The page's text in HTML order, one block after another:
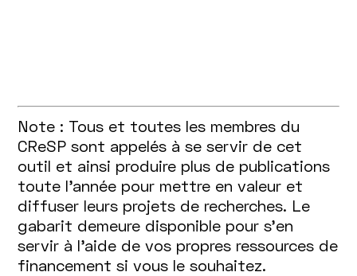
Note : Tous et toutes les membres du
CReSP sont appelés à se servir de cet
outil et ainsi produire plus de publications
toute l’année pour mettre en valeur et
diffuser leurs projets de recherches. Le
gabarit demeure disponible pour s’en
servir à l'aide de vos propres ressources de
financement si vous le souhaitez.